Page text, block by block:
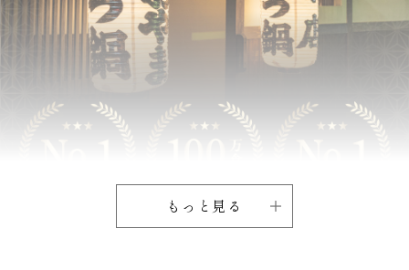
もっと見る